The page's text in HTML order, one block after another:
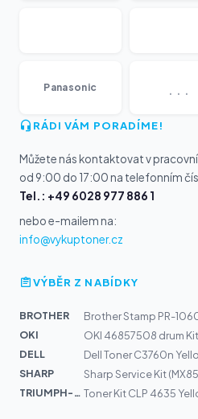
Panasonic ...
RÁDI VÁM PORADÍME!
Můžete nás kontaktovat v
od 9:00 do 17:00 na telefonním
Tel.: +49 6028 977 886 1
nebo e-mailem na:
info@vykuptoner.cz
VÝBĚR Z NABÍDKY
BROTHER
OKI
OKI 46857508 drum
DELL
Dell Toner C3760n
SHARP
Sharp Service Kit
TRIUMPH-AD... Toner Kit CLP 4635